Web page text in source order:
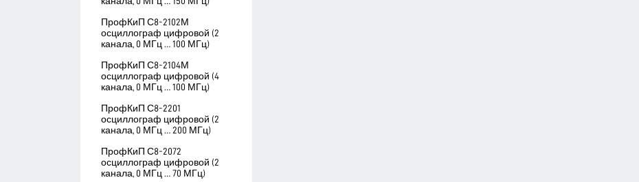
ПрофКиП С8-2102М
осциллограф цифровой (2
канала, 0 МГц … 100 МГц)
ПрофКиП С8-2104М
осциллограф цифровой (4
канала, 0 МГц … 100 МГц)
ПрофКиП С8-2201
осциллограф цифровой (2
канала, 0 МГц … 200 МГц)
ПрофКиП С8-2072
осциллограф цифровой (2
канала, 0 МГц … 70 МГц)